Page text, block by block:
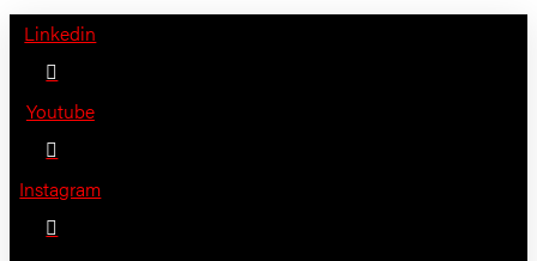
Saltar
contenido
Linkedin
Youtube
Instagram